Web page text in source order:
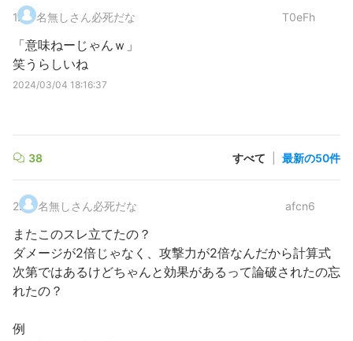
1. 名無しさん必死だな T0eFh
「意味ねーじゃんｗ」
笑うらしいね
2024/03/04 18:16:37
38 すべて 最新の50件
2. 名無しさん必死だな afcn6
またこのスレ立てたの？
ダメージが2倍じゃなく、攻撃力が2倍なんだから計算式
次第ではあるけどちゃんと効果があるって論破されたの忘
れたの？
例